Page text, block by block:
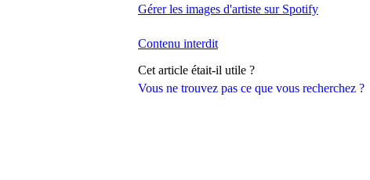
Vous ne trouvez pas ce que vous recherchez ?
Gérer les images d'artiste sur Spotify
Contenu interdit
Cet article était-il utile ?